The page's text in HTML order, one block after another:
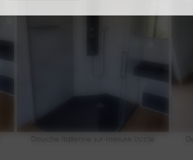
Douche Italienne sur-mesure Uccle